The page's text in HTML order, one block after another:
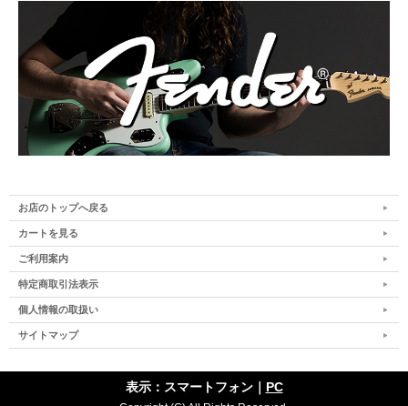
お店のトップへ戻る
カートを見る
ご利用案内
特定商取引法表示
個人情報の取扱い
サイトマップ
表示：スマートフォン｜ PC